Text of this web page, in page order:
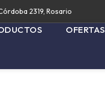
2319, Rosario
OFERTAS